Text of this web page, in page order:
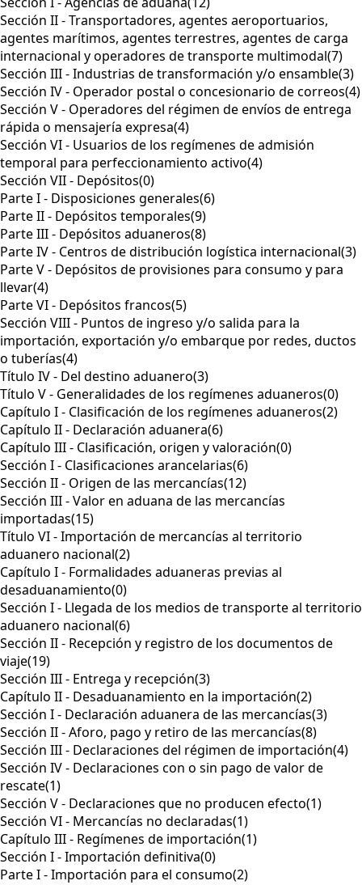
Sección II - Transportadores, agentes aeroportuarios,
agentes marítimos, agentes terrestres, agentes de carga
internacional y operadores de transporte multimodal(7)
Sección III - Industrias de transformación y/o ensamble(3)
Sección IV - Operador postal o concesionario de correos(4)
Sección V - Operadores del régimen de envíos de entrega
rápida o mensajería expresa(4)
Sección VI - Usuarios de los regímenes de admisión
temporal para perfeccionamiento activo(4)
Sección VII - Depósitos(0)
Parte I - Disposiciones generales(6)
Parte II - Depósitos temporales(9)
Parte III - Depósitos aduaneros(8)
Parte IV - Centros de distribución logística internacional(3)
Parte V - Depósitos de provisiones para consumo y para
llevar(4)
Parte VI - Depósitos francos(5)
Sección VIII - Puntos de ingreso y/o salida para la
importación, exportación y/o embarque por redes, ductos
o tuberías(4)
Título IV - Del destino aduanero(3)
Título V - Generalidades de los regímenes aduaneros(0)
Capítulo I - Clasificación de los regímenes aduaneros(2)
Capítulo II - Declaración aduanera(6)
Capítulo III - Clasificación, origen y valoración(0)
Sección I - Clasificaciones arancelarias(6)
Sección II - Origen de las mercancías(12)
Sección III - Valor en aduana de las mercancías
importadas(15)
Título VI - Importación de mercancías al territorio
aduanero nacional(2)
Capítulo I - Formalidades aduaneras previas al
desaduanamiento(0)
Sección I - Llegada de los medios de transporte al territorio
aduanero nacional(6)
Sección II - Recepción y registro de los documentos de
viaje(19)
Sección III - Entrega y recepción(3)
Capítulo II - Desaduanamiento en la importación(2)
Sección I - Declaración aduanera de las mercancías(3)
Sección II - Aforo, pago y retiro de las mercancías(8)
Sección III - Declaraciones del régimen de importación(4)
Sección IV - Declaraciones con o sin pago de valor de
rescate(1)
Sección V - Declaraciones que no producen efecto(1)
Sección VI - Mercancías no declaradas(1)
Capítulo III - Regímenes de importación(1)
Sección I - Importación definitiva(0)
Parte I - Importación para el consumo(2)